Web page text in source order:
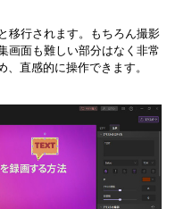
移行されます。もちろん撮影
画面も難しい部分はなく非常
直感的に操作できます。